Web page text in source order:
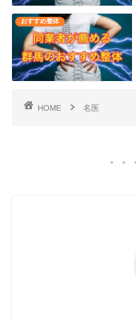
おすすめ整体
HOME 名医